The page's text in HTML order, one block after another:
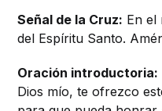
Señal de la Cruz: En el
del Espíritu Santo.
Oración introductoria:
Dios mío, te ofrezco